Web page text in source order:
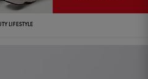
LIFESTYLE